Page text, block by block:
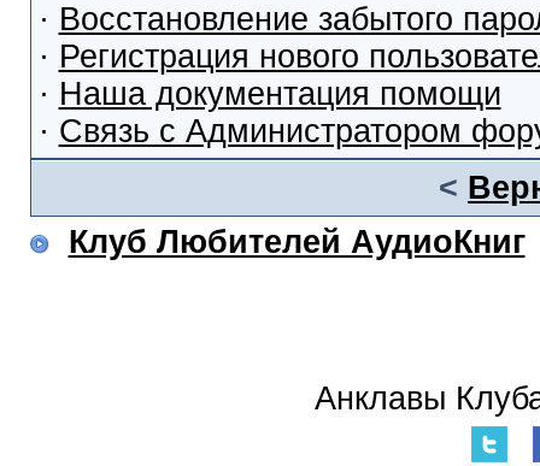
· Восстановление забытого
· Регистрация нового
· Наша документация помощи
· Связь с Администратором
<
Клуб Любителей АудиоКниг
Анклавы